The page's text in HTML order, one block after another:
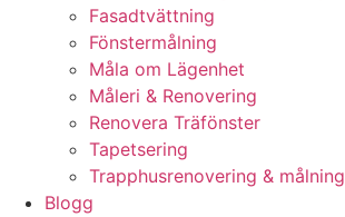
Fasadtvättning
Fönstermålning
Måla om Lägenhet
Måleri & Renovering
Renovera Träfönster
Tapetsering
Trapphusrenovering & målning
Blogg